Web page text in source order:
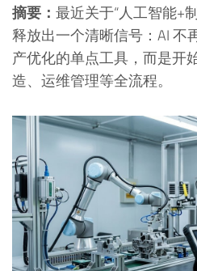
摘要： 最近关于“人工智能+
释放出一个清晰信号：AI 不
产优化的单点工具，而是开
造、运维管理等全流程。